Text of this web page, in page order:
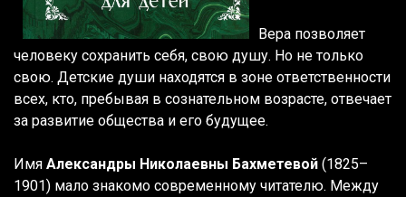
Вера позволяет
человеку сохранить себя, свою душу. Но не только
свою. Детские души находятся в зоне ответственности
всех, кто, пребывая в сознательном возрасте, отвечает
за развитие общества и его будущее.
Имя Александры Николаевны Бахметевой (1825–
1901) мало знакомо современному читателю. Между